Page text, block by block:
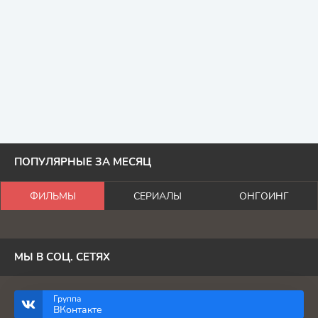
ПОПУЛЯРНЫЕ ЗА МЕСЯЦ
ФИЛЬМЫ СЕРИАЛЫ ОНГОИНГ
МЫ В СОЦ. СЕТЯХ
Группа
ВКонтакте